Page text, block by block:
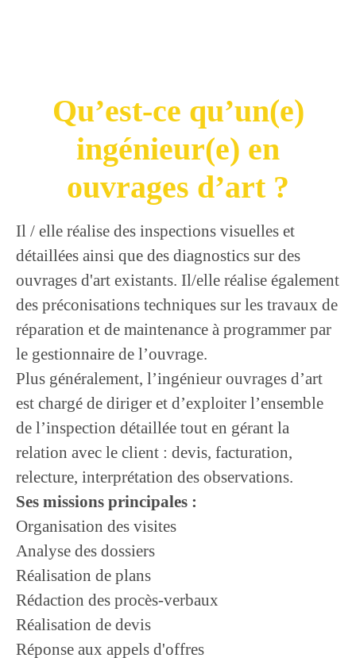
Qu’est-ce qu’un(e)
ingénieur(e) en
ouvrages d’art ?
Il / elle réalise des inspections visuelles et
détaillées ainsi que des diagnostics sur des
ouvrages d'art existants. Il/elle réalise également
des préconisations techniques sur les travaux de
réparation et de maintenance à programmer par
le gestionnaire de l’ouvrage.
Plus généralement, l’ingénieur ouvrages d’art
est chargé de diriger et d’exploiter l’ensemble
de l’inspection détaillée tout en gérant la
relation avec le client : devis, facturation,
relecture, interprétation des observations.
Ses missions principales :
Organisation des visites
Analyse des dossiers
Réalisation de plans
Rédaction des procès-verbaux
Réalisation de devis
Réponse aux appels d'offres